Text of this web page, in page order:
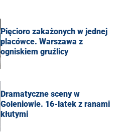
Pięcioro zakażonych w jednej
placówce. Warszawa z
ogniskiem gruźlicy
Dramatyczne sceny w
Goleniowie. 16-latek z ranami
kłutymi